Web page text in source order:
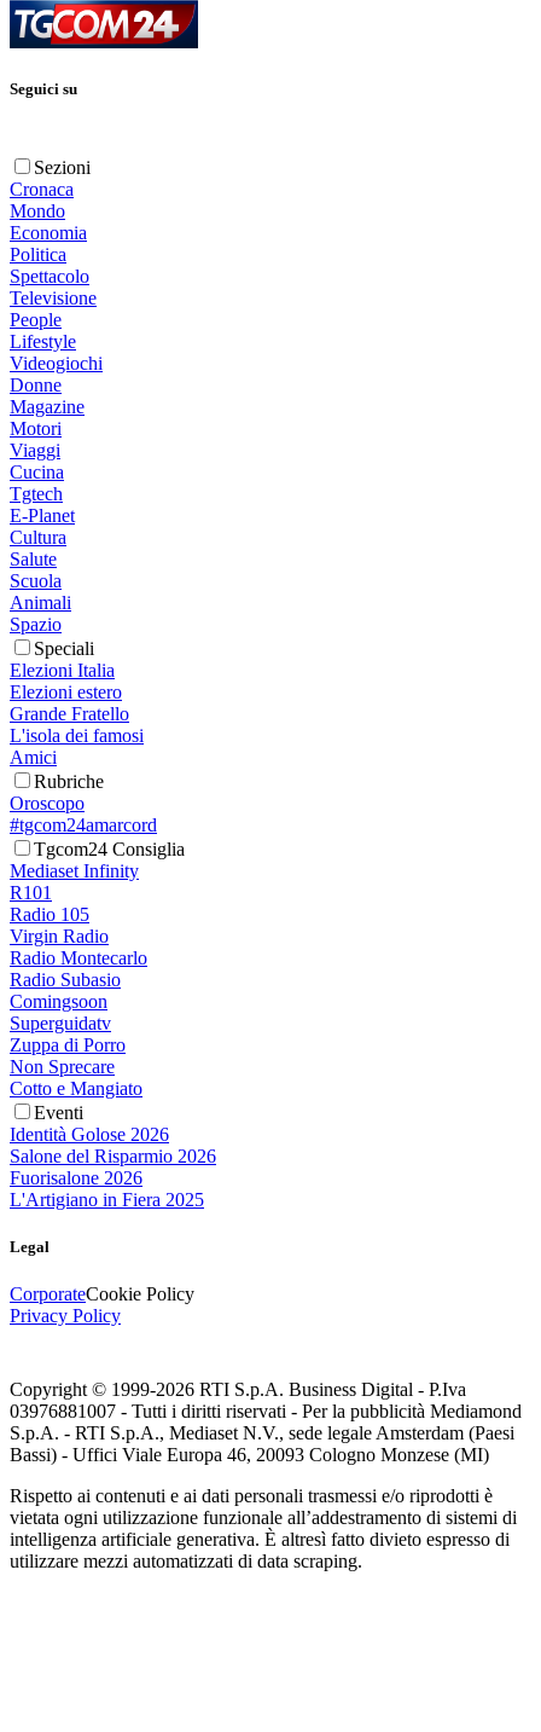
Seguici su
Sezioni
Cronaca
Mondo
Economia
Politica
Spettacolo
Televisione
People
Lifestyle
Videogiochi
Donne
Magazine
Motori
Viaggi
Cucina
Tgtech
E-Planet
Cultura
Salute
Scuola
Animali
Spazio
Speciali
Elezioni Italia
Elezioni estero
Grande Fratello
L'isola dei famosi
Amici
Rubriche
Oroscopo
#tgcom24amarcord
Tgcom24 Consiglia
Mediaset Infinity
R101
Radio 105
Virgin Radio
Radio Montecarlo
Radio Subasio
Comingsoon
Superguidatv
Zuppa di Porro
Non Sprecare
Cotto e Mangiato
Eventi
Identità Golose 2026
Salone del Risparmio 2026
Fuorisalone 2026
L'Artigiano in Fiera 2025
Legal
CorporateCookie Policy
Privacy Policy
Copyright © 1999-2026 RTI S.p.A. Business Digital - P.Iva
03976881007 - Tutti i diritti riservati - Per la pubblicità Mediamond
S.p.A. - RTI S.p.A., Mediaset N.V., sede legale Amsterdam (Paesi
Bassi) - Uffici Viale Europa 46, 20093 Cologno Monzese (MI)
Rispetto ai contenuti e ai dati personali trasmessi e/o riprodotti è
vietata ogni utilizzazione funzionale all’addestramento di sistemi di
intelligenza artificiale generativa. È altresì fatto divieto espresso di
utilizzare mezzi automatizzati di data scraping.